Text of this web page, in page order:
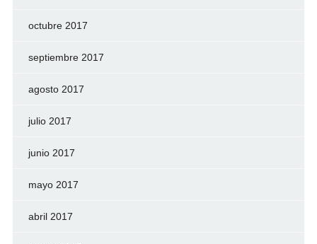
octubre 2017
septiembre 2017
agosto 2017
julio 2017
junio 2017
mayo 2017
abril 2017